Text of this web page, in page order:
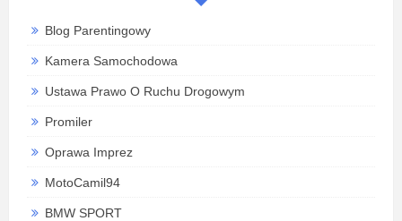
Blog Parentingowy
Kamera Samochodowa
Ustawa Prawo O Ruchu Drogowym
Promiler
Oprawa Imprez
MotoCamil94
BMW SPORT